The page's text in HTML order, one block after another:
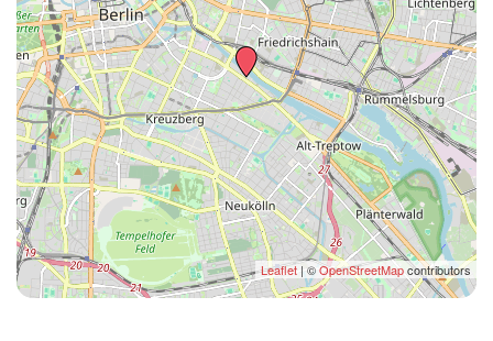
Leaflet| ©OpenStreetMapcontributors